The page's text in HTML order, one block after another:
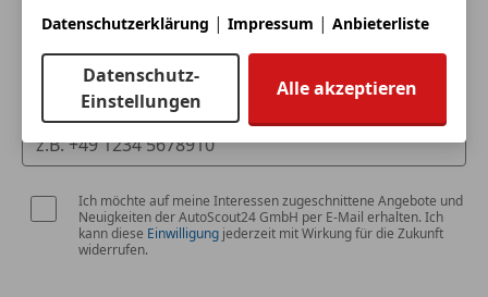
Laserlicht
LED-Tagfahrlicht
Müdigkeitswarnsystem
Notbremsassistent
Notrufsystem
Reifendruckkontrollsystem
Seitenairbag
Servolenkung
Spurhalteassistent
Deine E-Mail
Deine Telefonnummer (optional)
Ich möchte auf meine Interessen zugeschnittene Angebote und
Neuigkeiten der AutoScout24 GmbH per E-Mail erhalten. Ich
kann diese Einwilligung jederzeit mit Wirkung für die Zukunft
widerrufen.
Datenschutzerklärung | Impressum | Anbieterliste
Datenschutz-
Einstellungen
Alle akzeptieren